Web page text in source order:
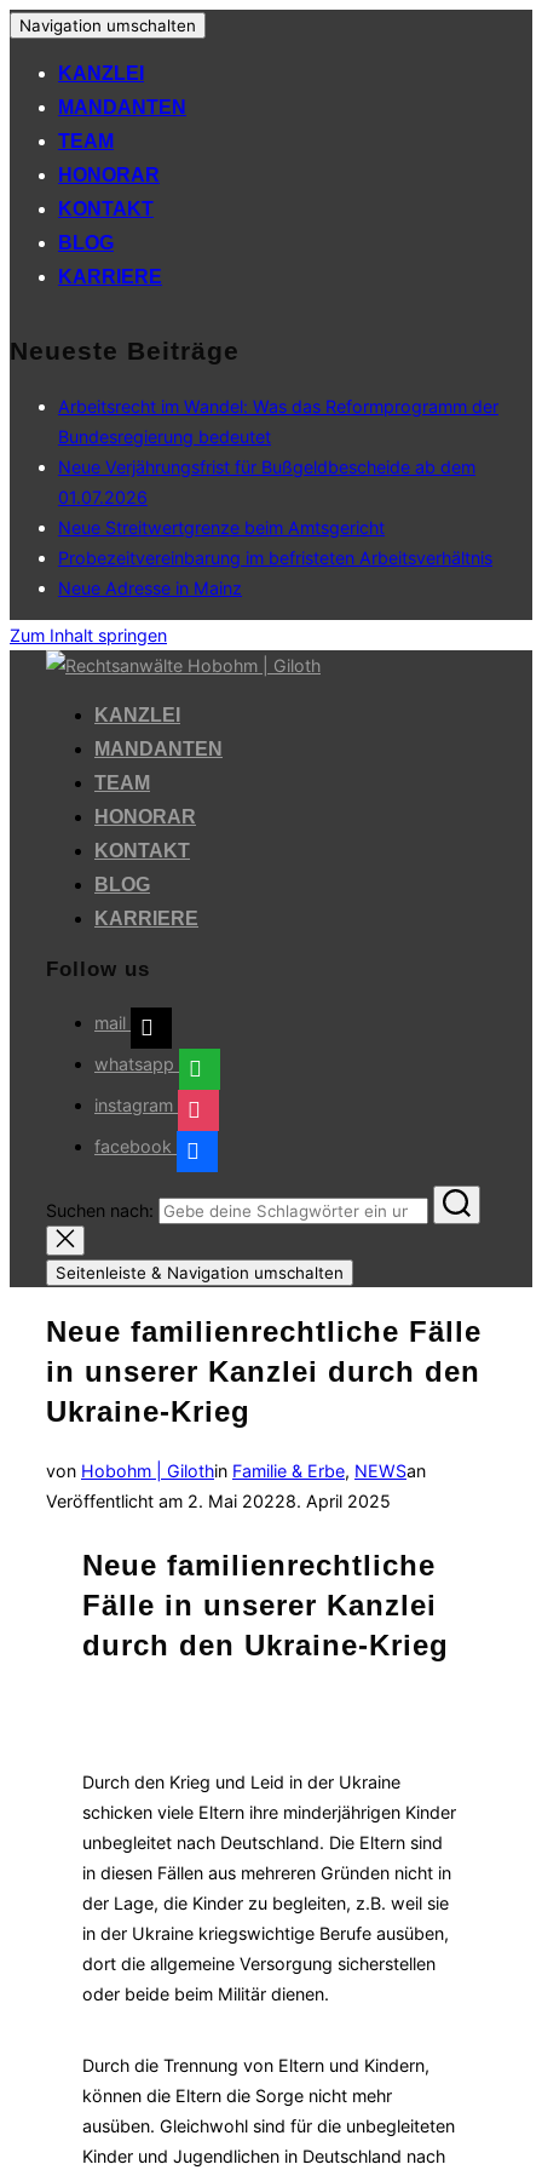
Navigation umschalten
KANZLEI
MANDANTEN
TEAM
HONORAR
KONTAKT
BLOG
KARRIERE
Neueste Beiträge
Arbeitsrecht im Wandel: Was das Reformprogramm der
Bundesregierung bedeutet
Neue Verjährungsfrist für Bußgeldbescheide ab dem
01.07.2026
Neue Streitwertgrenze beim Amtsgericht
Probezeitvereinbarung im befristeten Arbeitsverhältnis
Neue Adresse in Mainz
Zum Inhalt springen
KANZLEI
MANDANTEN
TEAM
HONORAR
KONTAKT
BLOG
KARRIERE
Follow us
mail
whatsapp
instagram
facebook
Suchen nach:
Seitenleiste & Navigation umschalten
Neue familienrechtliche Fälle
in unserer Kanzlei durch den
Ukraine-Krieg
von Hobohm | Gilothin Familie & Erbe, NEWSan
Veröffentlicht am 2. Mai 20228. April 2025
Neue familienrechtliche
Fälle in unserer Kanzlei
durch den Ukraine-Krieg
Durch den Krieg und Leid in der Ukraine
schicken viele Eltern ihre minderjährigen Kinder
unbegleitet nach Deutschland. Die Eltern sind
in diesen Fällen aus mehreren Gründen nicht in
der Lage, die Kinder zu begleiten, z.B. weil sie
in der Ukraine kriegswichtige Berufe ausüben,
dort die allgemeine Versorgung sicherstellen
oder beide beim Militär dienen.
Durch die Trennung von Eltern und Kindern,
können die Eltern die Sorge nicht mehr
ausüben. Gleichwohl sind für die unbegleiteten
Kinder und Jugendlichen in Deutschland nach